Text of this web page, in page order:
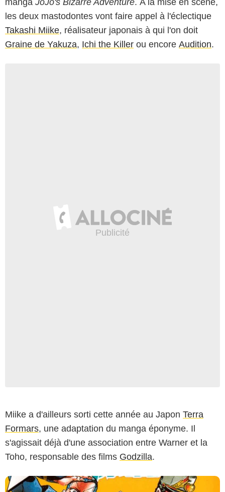
les deux mastodontes vont faire appel à l'éclectique
Takashi Miike, réalisateur japonais à qui l'on doit
Graine de Yakuza, Ichi the Killer ou encore Audition.
Miike a d'ailleurs sorti cette année au Japon Terra
Formars, une adaptation du manga éponyme. Il
s'agissait déjà d'une association entre Warner et la
Toho, responsable des films Godzilla.